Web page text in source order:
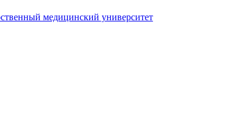
медицинский университет